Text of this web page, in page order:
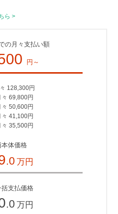
ら >
の月々支払い額
円～
128,300円
69,800円
50,600円
41,100円
35,500円
本体価格
.0 万円
括支払価格
.0 万円